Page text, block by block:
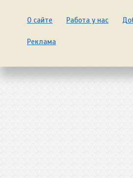
О сайте Работа у нас
Реклама